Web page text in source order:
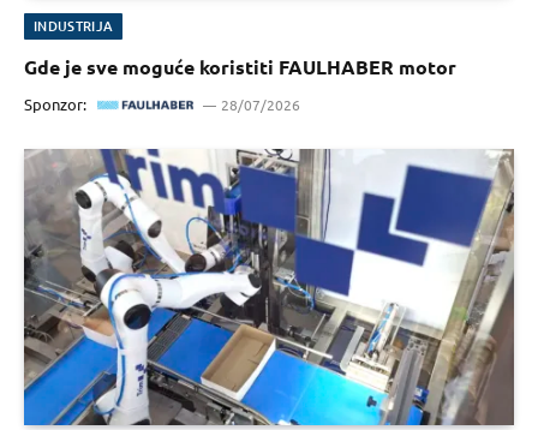
INDUSTRIJA
Gde je sve moguće koristiti FAULHABER motor
Sponzor: 28/07/2026